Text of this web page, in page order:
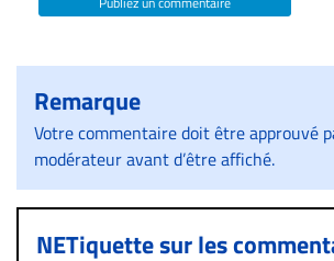
Remarque
Votre commentaire doit être approuvé
modérateur avant d’être affiché.
NETiquette sur les